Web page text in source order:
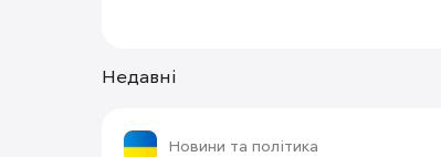
Недавні
Новини та політика